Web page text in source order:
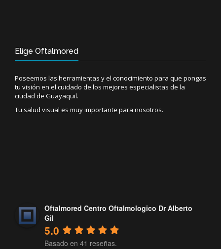
Elige Oftalmored
Poseemos las herramientas y el conocimiento para que pongas
tu visión en el cuidado de los mejores especialistas de la
ciudad de Guayaquil.
Tu salud visual es muy importante para nosotros.
Oftalmored Centro Oftalmologico Dr Alberto
Gil
5.0
Basado en 41 reseñas.